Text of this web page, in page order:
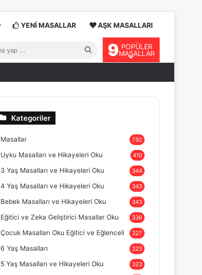
YENİ MASALLAR AŞK MASALLARI
Arama
...
9 POPÜLER
MASALLAR
Kategoriler
Masallar 792
Uyku Masalları ve Hikayeleri Oku 410
3 Yaş Masalları ve Hikayeleri Oku 344
4 Yaş Masalları ve Hikayeleri Oku 343
Bebek Masalları ve Hikayeleri Oku 343
Eğitici ve Zeka Geliştirici Masallar Oku 336
Çocuk Masalları Oku Eğitici ve Eğlenceli 327
6 Yaş Masalları 323
5 Yaş Masalları ve Hikayeleri Oku 323